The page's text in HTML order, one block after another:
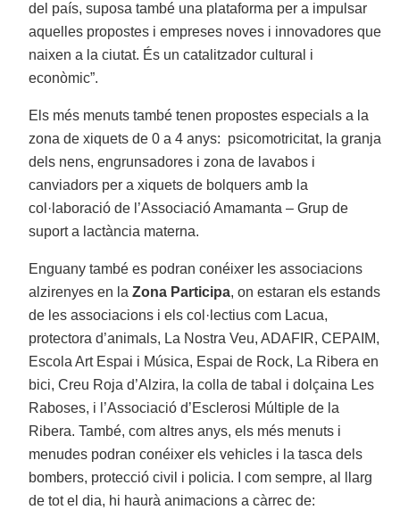
del país, suposa també una plataforma per a impulsar
aquelles propostes i empreses noves i innovadores que
naixen a la ciutat. És un catalitzador cultural i
econòmic”.
Els més menuts també tenen propostes especials a la
zona de xiquets de 0 a 4 anys: psicomotricitat, la granja
dels nens, engrunsadores i zona de lavabos i
canviadors per a xiquets de bolquers amb la
col·laboració de l’Associació Amamanta – Grup de
suport a lactància materna.
Enguany també es podran conéixer les associacions
alzirenyes en laZona Participa, on estaran els estands
de les associacions i els col·lectius com Lacua,
protectora d’animals, La Nostra Veu, ADAFIR, CEPAIM,
Escola Art Espai i Música, Espai de Rock, La Ribera en
bici, Creu Roja d’Alzira, la colla de tabal i dolçaina Les
Raboses, i l’Associació d’Esclerosi Múltiple de la
Ribera. També, com altres anys, els més menuts i
menudes podran conéixer els vehicles i la tasca dels
bombers, protecció civil i policia. I com sempre, al llarg
de tot el dia, hi haurà animacions a càrrec de: